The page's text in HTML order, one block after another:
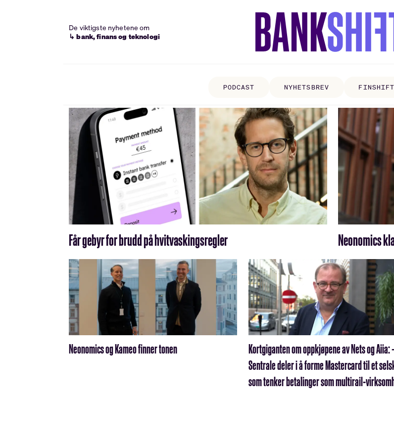
De viktigste nyhetene om
↳ bank, finans og teknologi
PODCAST NYHETSBREV FINSHIFT
betalinger
Får gebyr for brudd på hvitvaskingsregler Neonomics
Neonomics og Kameo finner tonen
Kortgiganten om oppkjøpene av Nets og Aiia:
Sentrale deler i å forme Mastercard til et
som tenker betalinger som multirail-